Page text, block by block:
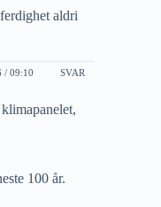
aldri
/ 09:10 SVAR
100 år.